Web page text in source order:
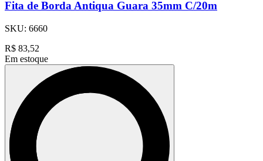
Fita de Borda Antiqua Guara 35mm C/20m
SKU: 6660
R$ 83,52
Em estoque